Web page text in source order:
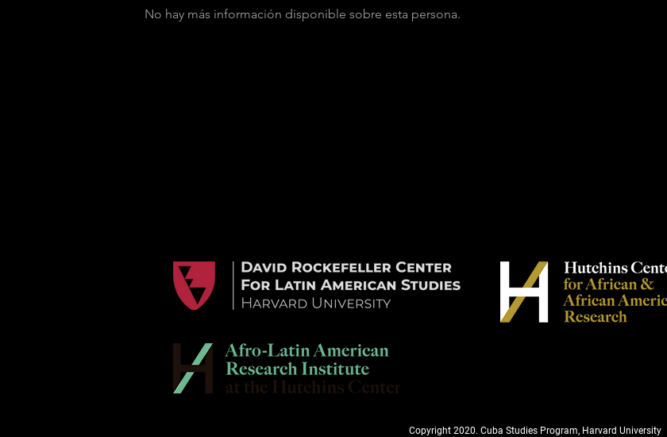
No hay más información disponible sobre esta persona.
Copyright 2020. Cuba Studies Program, Harvard University